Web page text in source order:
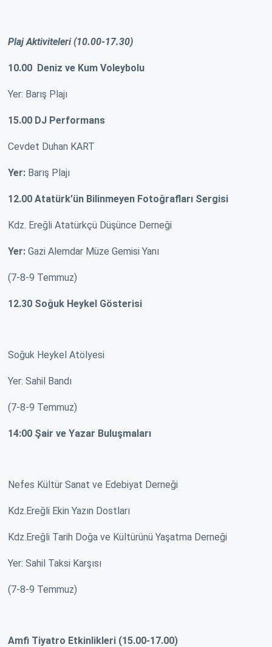
Plaj Aktiviteleri (10.00-17.30)
10.00 Deniz ve Kum Voleybolu
Yer: Barış Plajı
15.00 DJ Performans
Cevdet Duhan KART
Yer: Barış Plajı
12.00 Atatürk’ün Bilinmeyen Fotoğrafları Sergisi
Kdz. Ereğli Atatürkçü Düşünce Derneği
Yer: Gazi Alemdar Müze Gemisi Yanı
(7-8-9 Temmuz)
12.30 Soğuk Heykel Gösterisi
Soğuk Heykel Atölyesi
Yer: Sahil Bandı
(7-8-9 Temmuz)
14:00 Şair ve Yazar Buluşmaları
Nefes Kültür Sanat ve Edebiyat Derneği
Kdz.Ereğli Ekin Yazın Dostları
Kdz.Ereğli Tarih Doğa ve Kültürünü Yaşatma Derneği
Yer: Sahil Taksi Karşısı
(7-8-9 Temmuz)
Amfi Tiyatro Etkinlikleri (15.00-17.00)